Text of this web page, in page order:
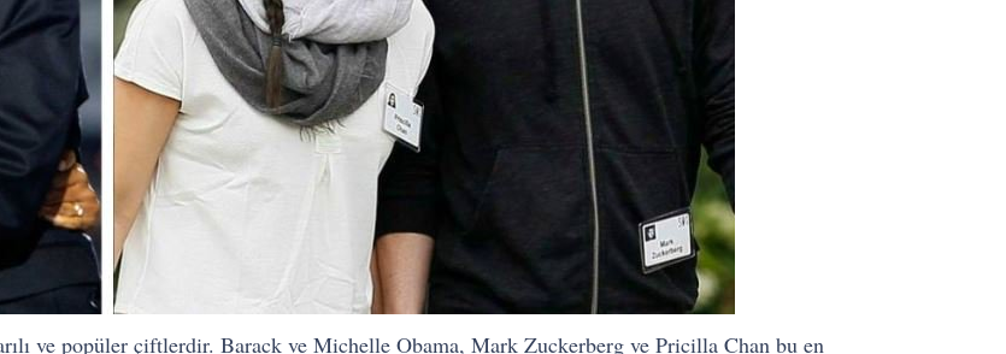
ve popüler çiftlerdir. Barack ve Michelle Obama, Mark Zuckerberg ve Pricilla Chan bu en